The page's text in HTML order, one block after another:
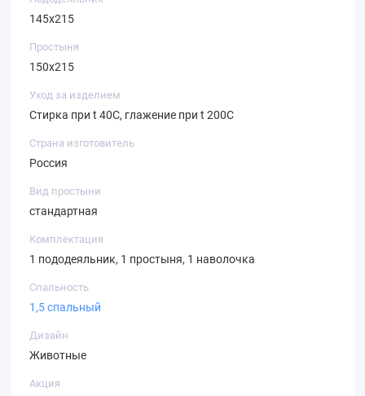
145х215
Простыня
150х215
Уход за изделием
Стирка при t 40С, глажение при t 200С
Страна изготовитель
Россия
Вид простыни
стандартная
Комплектация
1 пододеяльник, 1 простыня, 1 наволочка
Спальность
1,5 спальный
Дизайн
Животные
Акция